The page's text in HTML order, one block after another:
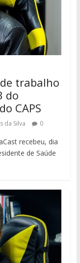
trabalho
do
CAPS
da Silva 0
recebeu, dia
de Saúde